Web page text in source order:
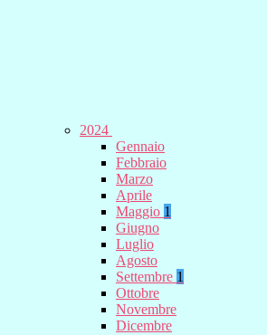
2024
Gennaio
Febbraio
Marzo
Aprile
Maggio 1
Giugno
Luglio
Agosto
Settembre 1
Ottobre
Novembre
Dicembre